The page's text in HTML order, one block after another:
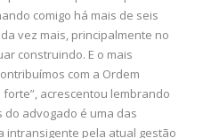
comigo há mais de seis
vez mais, principalmente no
construindo. E o mais
com a Ordem
acrescentou lembrando
advogado é uma das
pela atual gestão